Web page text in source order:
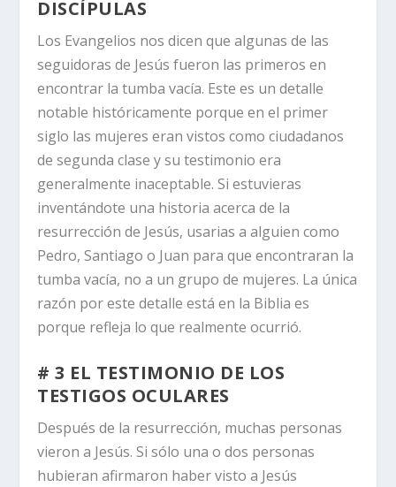
DISCÍPULAS
Los Evangelios nos dicen que algunas de las
seguidoras de Jesús fueron las primeros en
encontrar la tumba vacía. Este es un detalle
notable históricamente porque en el primer
siglo las mujeres eran vistos como ciudadanos
de segunda clase y su testimonio era
generalmente inaceptable. Si estuvieras
inventándote una historia acerca de la
resurrección de Jesús, usarias a alguien como
Pedro, Santiago o Juan para que encontraran la
tumba vacía, no a un grupo de mujeres. La única
razón por este detalle está en la Biblia es
porque refleja lo que realmente ocurrió.
# 3 EL TESTIMONIO DE LOS
TESTIGOS OCULARES
Después de la resurrección, muchas personas
vieron a Jesús. Si sólo una o dos personas
hubieran afirmaron haber visto a Jesús